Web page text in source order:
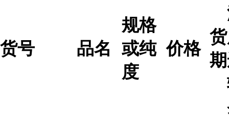
货号 品名
规格
或纯
度
价格
货
期